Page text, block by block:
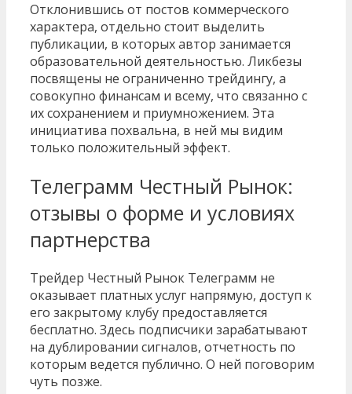
Отклонившись от постов коммерческого
характера, отдельно стоит выделить
публикации, в которых автор занимается
образовательной деятельностью. Ликбезы
посвящены не ограниченно трейдингу, а
совокупно финансам и всему, что связанно с
их сохранением и приумножением. Эта
инициатива похвальна, в ней мы видим
только положительный эффект.
Телеграмм Честный Рынок:
отзывы о форме и условиях
партнерства
Трейдер Честный Рынок Телеграмм не
оказывает платных услуг напрямую, доступ к
его закрытому клубу предоставляется
бесплатно. Здесь подписчики зарабатывают
на дублировании сигналов, отчетность по
которым ведется публично. О ней поговорим
чуть позже.